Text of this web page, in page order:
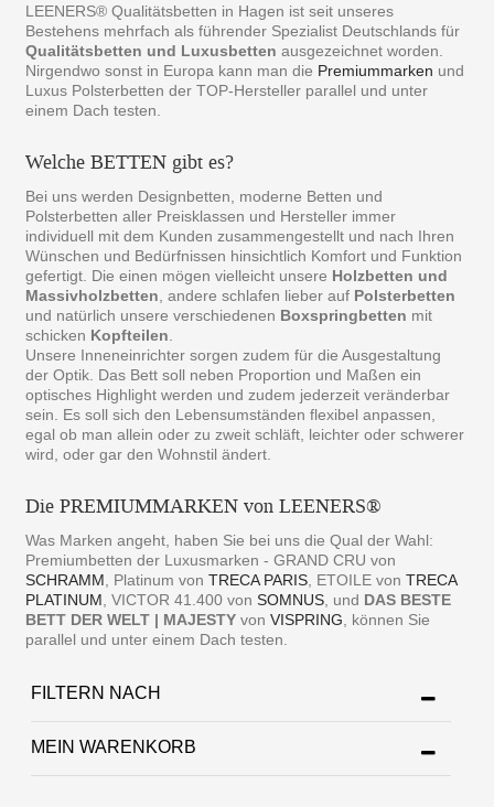
LEENERS® Qualitätsbetten in Hagen ist seit unseres
Bestehens mehrfach als führender Spezialist Deutschlands für
Qualitätsbetten und Luxusbettenausgezeichnet worden.
Nirgendwo sonst in Europa kann man die Premiummarken und
Luxus Polsterbetten der TOP-Hersteller parallel und unter
einem Dach testen.
Welche BETTEN gibt es?
Bei uns werden Designbetten, moderne Betten und
Polsterbetten aller Preisklassen und Hersteller immer
individuell mit dem Kunden zusammengestellt und nach Ihren
Wünschen und Bedürfnissen hinsichtlich Komfort und Funktion
gefertigt. Die einen mögen vielleicht unsere Holzbetten und
Massivholzbetten , andere schlafen lieber auf Polsterbetten
und natürlich unsere verschiedenen Boxspringbetten mit
schicken Kopfteilen
Unsere Inneneinrichter sorgen zudem für die Ausgestaltung
der Optik. Das Bett soll neben Proportion und Maßen ein
optisches Highlight werden und zudem jederzeit veränderbar
sein. Es soll sich den Lebensumständen flexibel anpassen,
egal ob man allein oder zu zweit schläft, leichter oder schwerer
wird, oder gar den Wohnstil ändert.
Die PREMIUMMARKEN von LEENERS®
Was Marken angeht, haben Sie bei uns die Qual der Wahl:
Premiumbetten der Luxusmarken - GRAND CRU von
SCHRAMM , Platinum vonTRECA PARIS , ETOILE vonTRECA
PLATINUM , VICTOR 41.400 vonSOMNUS , und DAS BESTE
BETT DER WELT | MAJESTYvonVISPRING , können Sie
parallel und unter einem Dach testen.
FILTERN NACH
MEIN WARENKORB